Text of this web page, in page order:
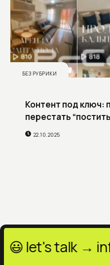
БЕЗ РУБРИКИ
Контент под ключ:
перестать
22.10.2025
talk →